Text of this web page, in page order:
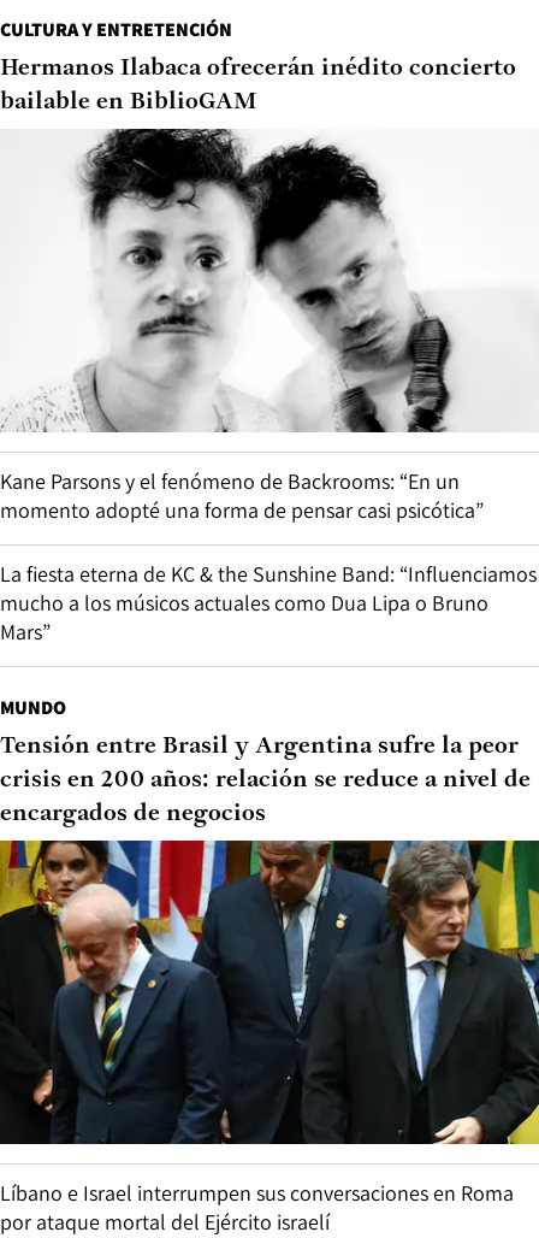
CULTURA Y ENTRETENCIÓN
Hermanos Ilabaca ofrecerán inédito concierto
bailable en BiblioGAM
Kane Parsons y el fenómeno de Backrooms: “En un
momento adopté una forma de pensar casi psicótica”
La fiesta eterna de KC & the Sunshine Band: “Influenciamos
mucho a los músicos actuales como Dua Lipa o Bruno
Mars”
MUNDO
Tensión entre Brasil y Argentina sufre la peor
crisis en 200 años: relación se reduce a nivel de
encargados de negocios
Líbano e Israel interrumpen sus conversaciones en Roma
por ataque mortal del Ejército israelí